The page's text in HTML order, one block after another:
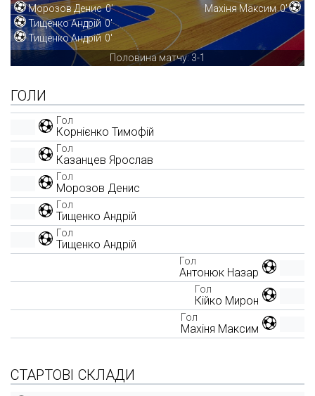
Морозов Денис 0'
Тищенко Андрій 0'
Тищенко Андрій 0'
Махіня Максим 0'
Половина матчу: 3-1
ГОЛИ
Гол
Корнієнко Тимофій
Гол
Казанцев Ярослав
Гол
Морозов Денис
Гол
Тищенко Андрій
Гол
Тищенко Андрій
Гол
Антонюк Назар
Гол
Кійко Мирон
Гол
Махіня Максим
СТАРТОВІ СКЛАДИ